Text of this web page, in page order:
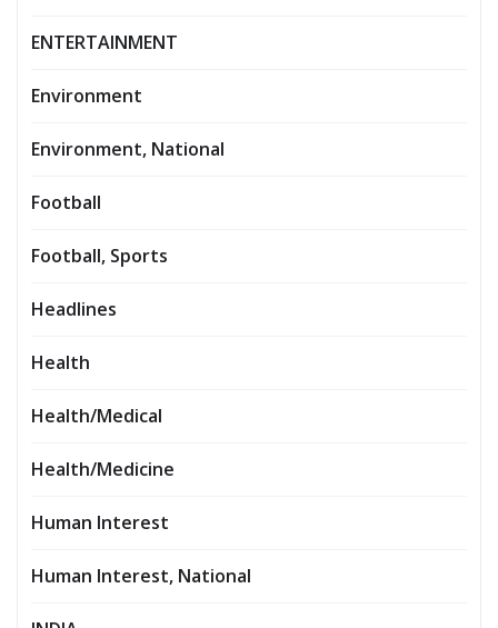
ENTERTAINMENT
Environment
Environment, National
Football
Football, Sports
Headlines
Health
Health/Medical
Health/Medicine
Human Interest
Human Interest, National